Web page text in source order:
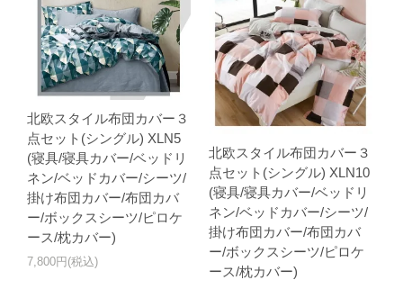
北欧スタイル布団カバー３
点セット(シングル) XLN5
(寝具/寝具カバー/ベッドリ
ネン/ベッドカバー/シーツ/
掛け布団カバー/布団カバ
ー/ボックスシーツ/ピロケ
ース/枕カバー)
7,800円(税込)
北欧スタイル布団カバー３
点セット(シングル) XLN10
(寝具/寝具カバー/ベッドリ
ネン/ベッドカバー/シーツ/
掛け布団カバー/布団カバ
ー/ボックスシーツ/ピロケ
ース/枕カバー)